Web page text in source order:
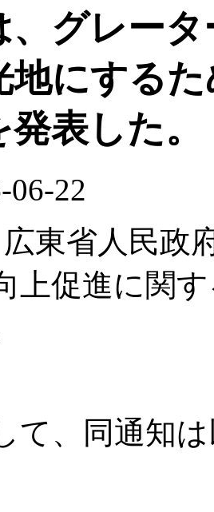
、グレー
地にする
表した。
06-22
東省人民政
上促進に関
て、同通知